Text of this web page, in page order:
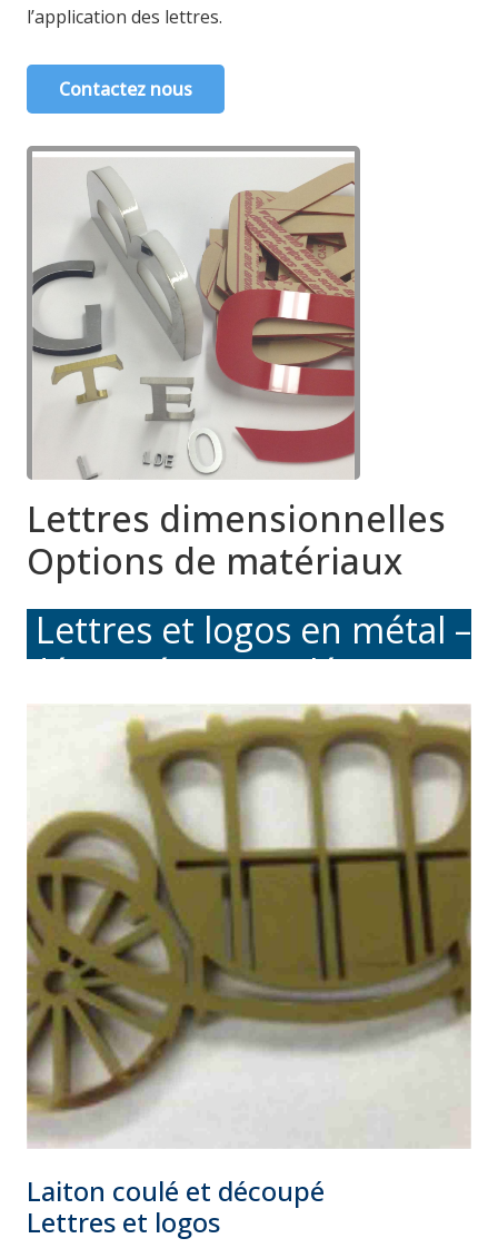
l’application des lettres.
Contactez nous
Lettres dimensionnelles
Options de matériaux
Lettres et logos en métal –
découpés ou coulés sur
mesure
Laiton coulé et découpé
Lettres et logos